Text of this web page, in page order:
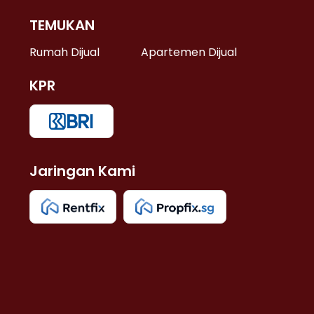
TEMUKAN
Rumah Dijual Apartemen Dijual
KPR
Jaringan Kami